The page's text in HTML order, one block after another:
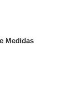
Medidas